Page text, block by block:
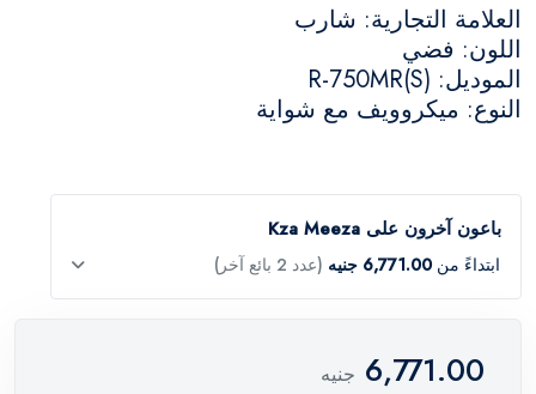
العلامة التجارية: شارب
اللون: فضي
الموديل: R-750MR(S)
النوع: ميكروويف مع شواية
باعون آخرون على Kza Meeza
ابتداءً من 6,771.00 جنيه (عدد 2 بائع آخر)
6,771.00 جنيه